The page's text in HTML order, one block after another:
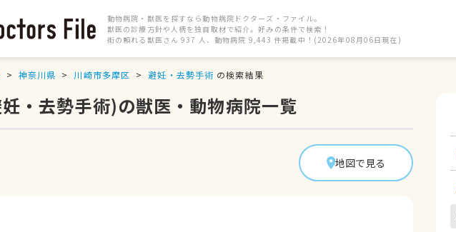
動物病院・獣医を探すなら動物病院ドクターズ・ファイル。
獣医の診療方針や人柄を独自取材で紹介。好みの条件で検索！
街の頼れる獣医さん 937 人、動物病院 9,443 件掲載中！(2026年08月06日現在)
神奈川県 川崎市多摩区 避妊・去勢手術 の検索結果
・去勢手術)の獣医・動物病院一覧
地図で見る